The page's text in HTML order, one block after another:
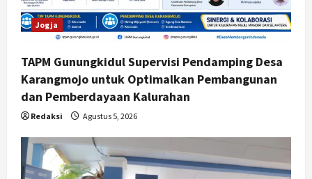
Jogja
TAPM Gunungkidul Supervisi Pendamping Desa
Karangmojo untuk Optimalkan Pembangunan
dan Pemberdayaan Kalurahan
Redaksi Agustus 5, 2026